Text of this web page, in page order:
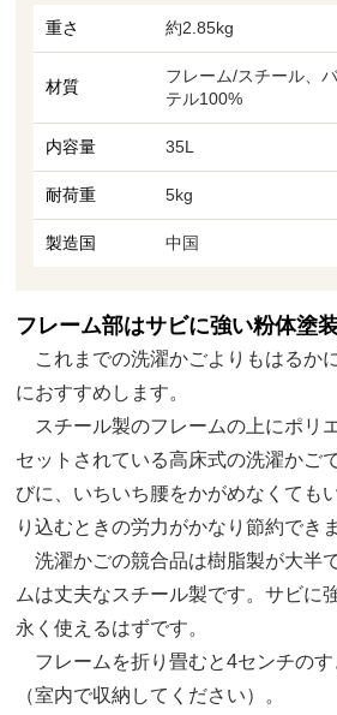
重さ 約2.85kg
材質
フレーム/スチール、
テル100%
内容量 35L
耐荷重 5kg
製造国 中国
フレーム部はサビに強い粉体塗
これまでの洗濯かごよりもはるか
におすすめします。
スチール製のフレームの上にポリ
セットされている高床式の洗濯かご
びに、いちいち腰をかがめなくても
り込むときの労力がかなり節約でき
洗濯かごの競合品は樹脂製が大半
ムは丈夫なスチール製です。サビに
永く使えるはずです。
フレームを折り畳むと4センチのす
（室内で収納してください）。